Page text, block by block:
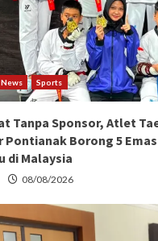
News Sports
Tanpa Sponsor, Atlet
Pontianak Borong 5 Emas
di Malaysia
08/08/2026